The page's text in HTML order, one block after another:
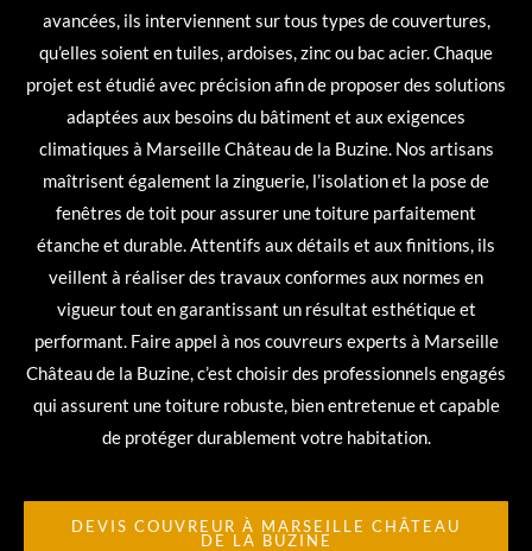
avancées, ils interviennent sur tous types de couvertures,
qu’elles soient en tuiles, ardoises, zinc ou bac acier. Chaque
projet est étudié avec précision afin de proposer des solutions
adaptées aux besoins du bâtiment et aux exigences
climatiques à Marseille Château de la Buzine. Nos artisans
maîtrisent également la zinguerie, l’isolation et la pose de
fenêtres de toit pour assurer une toiture parfaitement
étanche et durable. Attentifs aux détails et aux finitions, ils
veillent à réaliser des travaux conformes aux normes en
vigueur tout en garantissant un résultat esthétique et
performant. Faire appel à nos couvreurs experts à Marseille
Château de la Buzine, c’est choisir des professionnels engagés
qui assurent une toiture robuste, bien entretenue et capable
de protéger durablement votre habitation.
DEVIS COUVREUR À MARSEILLE CHÂTEAU
DE LA BUZINE